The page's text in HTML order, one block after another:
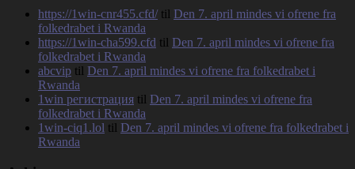
https://1win-cnr455.cfd/til Den 7. april mindes vi ofrene fra
folkedrabet i Rwanda
https://1win-cha599.cfd til Den 7. april mindes vi ofrene fra
folkedrabet i Rwanda
abcvip til Den 7. april mindes vi ofrene fra folkedrabet i
Rwanda
1win регистрация til Den 7. april mindes vi ofrene fra
folkedrabet i Rwanda
1win-ciq1.lol til Den 7. april mindes vi ofrene fra folkedrabet i
Rwanda